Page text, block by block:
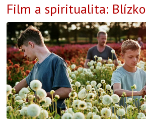
Film a spiritualita: Blízko